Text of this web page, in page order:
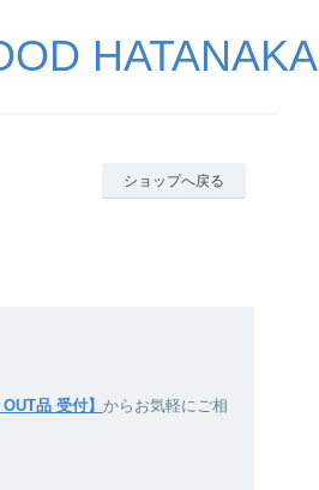
HATANAKA
ショップへ戻る
品 受付】 からお気軽にご相